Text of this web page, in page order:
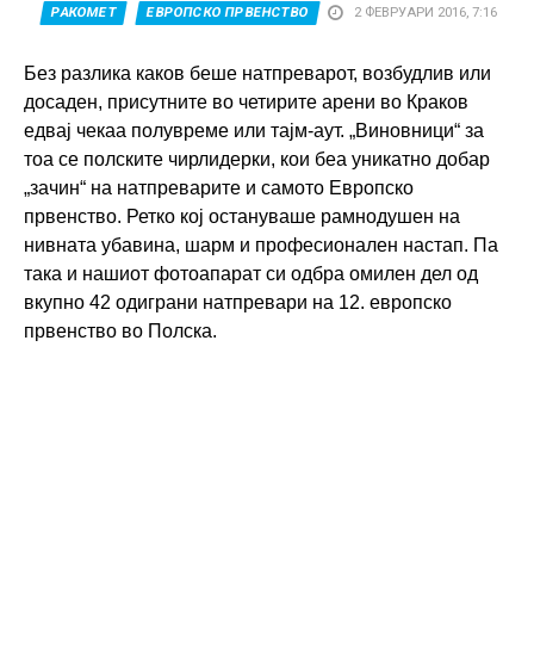
РАКОМЕТ ЕВРОПСКО ПРВЕНСТВО 2 ФЕВРУАРИ 2016, 7:16
Без разлика каков беше натпреварот, возбудлив или
досаден, присутните во четирите арени во Краков
едвај чекаа полувреме или тајм-аут. „Виновници“ за
тоа се полските чирлидерки, кои беа уникатно добар
„зачин“ на натпреварите и самото Европско
првенство. Ретко кој остануваше рамнодушен на
нивната убавина, шарм и професионален настап. Па
така и нашиот фотоапарат си одбра омилен дел од
вкупно 42 одиграни натпревари на 12. европско
првенство во Полска.